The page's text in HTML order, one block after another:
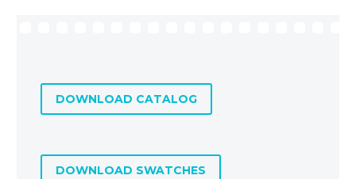
DOWNLOAD CATALOG
DOWNLOAD SWATCHES